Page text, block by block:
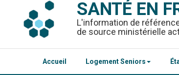
SANTÉ EN
L'information de
de source ministérielle
Accueil Logement Seniors